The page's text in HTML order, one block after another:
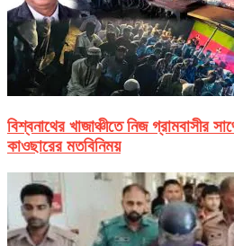
বিশ্বনাথের খাজাঞ্চীতে নিজ গ্রামবাসীর
কাওছারের মতবিনিময়